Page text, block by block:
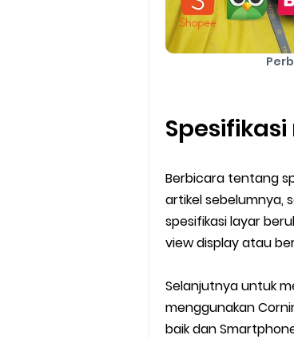
Berbicara tentang
artikel sebelumnya,
spesifikasi layar
view display atau
Selanjutnya untuk
menggunakan
baik dan